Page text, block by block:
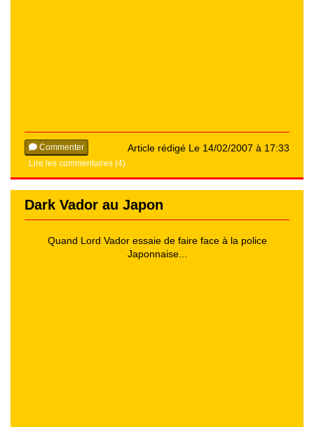
Article rédigé Le 14/02/2007 à 17:33
Commenter
Lire les commentaires (4)
Dark Vador au Japon
Quand Lord Vador essaie de faire face à la police
Japonnaise...